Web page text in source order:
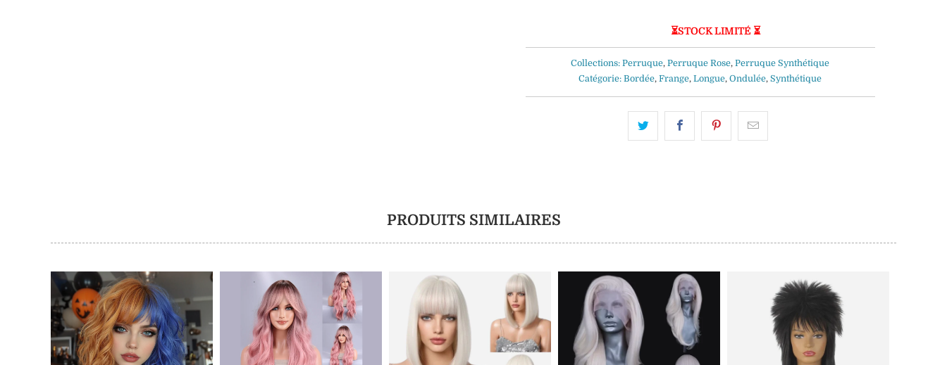
⏳STOCK LIMITÉ ⏳
Collections: Perruque,Perruque Rose,Perruque Synthétique
Catégorie: Bordée, Frange, Longue, Ondulée, Synthétique
PRODUITS SIMILAIRES